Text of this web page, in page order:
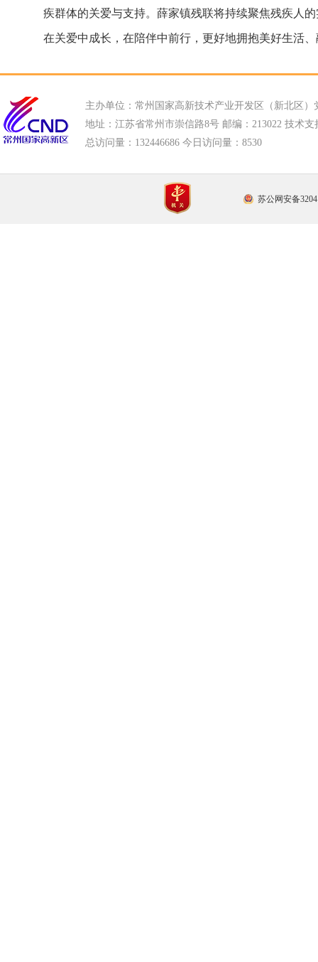
疾群体的关爱与支持。薛家镇残联将持续聚焦残疾人
在关爱中成长，在陪伴中前行，更好地拥抱美好生活
主办单位：常州国家高新技术产业开发区（新北区）
地址：江苏省常州市崇信路8号 邮编：213022 技术支
总访问量： 132446686 今日访问量： 8530
苏公网安备